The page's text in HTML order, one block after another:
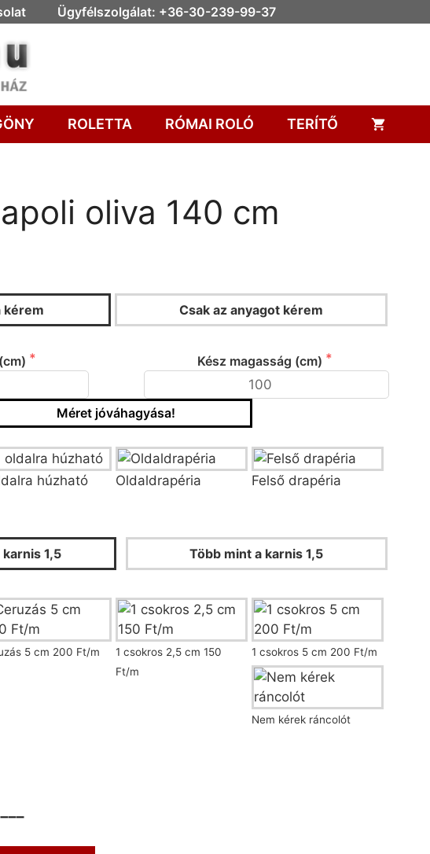
Ügyfélszolgálat: +36-30-239-99-37
ROLETTA RÓMAI ROLÓ TERÍTŐ
oliva 140 cm
kérem Csak az anyagot kérem
Kész magasság (cm)
Méret jóváhagyása!
húzható Oldaldrapéria
Felső drapéria
1,5
Több mint a karnis 1,5
5 cm 200 Ft/m
1 csokros 2,5 cm 150
Ft/m
1 csokros 5 cm 200 Ft/m
Nem kérek ráncolót